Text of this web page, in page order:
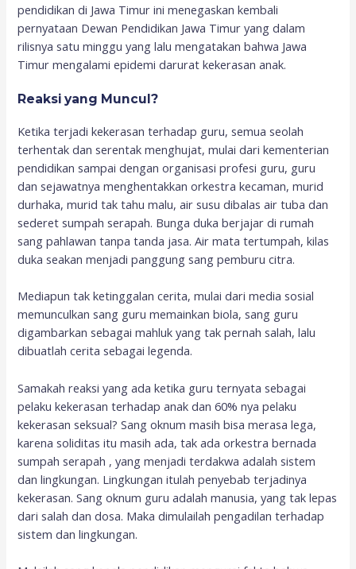
pendidikan di Jawa Timur ini menegaskan kembali
pernyataan Dewan Pendidikan Jawa Timur yang dalam
rilisnya satu minggu yang lalu mengatakan bahwa Jawa
Timur mengalami epidemi darurat kekerasan anak.
Reaksi yang Muncul?
Ketika terjadi kekerasan terhadap guru, semua seolah
terhentak dan serentak menghujat, mulai dari kementerian
pendidikan sampai dengan organisasi profesi guru, guru
dan sejawatnya menghentakkan orkestra kecaman, murid
durhaka, murid tak tahu malu, air susu dibalas air tuba dan
sederet sumpah serapah. Bunga duka berjajar di rumah
sang pahlawan tanpa tanda jasa. Air mata tertumpah, kilas
duka seakan menjadi panggung sang pemburu citra.
Mediapun tak ketinggalan cerita, mulai dari media sosial
memunculkan sang guru memainkan biola, sang guru
digambarkan sebagai mahluk yang tak pernah salah, lalu
dibuatlah cerita sebagai legenda.
Samakah reaksi yang ada ketika guru ternyata sebagai
pelaku kekerasan terhadap anak dan 60% nya pelaku
kekerasan seksual? Sang oknum masih bisa merasa lega,
karena soliditas itu masih ada, tak ada orkestra bernada
sumpah serapah , yang menjadi terdakwa adalah sistem
dan lingkungan. Lingkungan itulah penyebab terjadinya
kekerasan. Sang oknum guru adalah manusia, yang tak lepas
dari salah dan dosa. Maka dimulailah pengadilan terhadap
sistem dan lingkungan.